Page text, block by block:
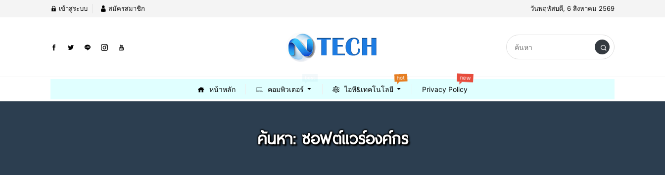
เข้าสู่ระบบ สมัครสมาชิก วันพฤหัสบดี, 6 สิงหาคม 2569
หน้าหลัก คอมพิวเตอร์
best
ไอที&เทคโนโลยี
hot
Privacy Policy
new
ค้นหา: ซอฟต์แวร์องค์กร